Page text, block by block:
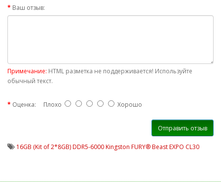
Ваш отзыв:
Примечание: HTML разметка не поддерживается! Используйте
обычный текст.
Оценка: Плохо Хорошо
Отправить отзыв
16GB (Kit of 2*8GB) DDR5-6000 Kingston FURY® Beast EXPO CL30